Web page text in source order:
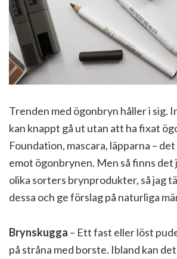
Trenden med ögonbryn håller i sig.
kan knappt gå ut utan att ha fixat
Foundation, mascara, läpparna –
emot ögonbrynen. Men så finns det
olika sorters brynprodukter, så jag
dessa och ge förslag på naturliga
Brynskugga – Ett fast eller löst
på stråna med borste. Ibland kan